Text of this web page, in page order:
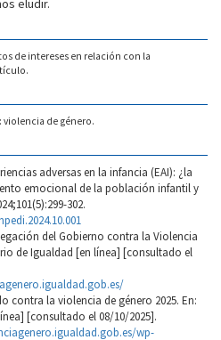
eludir.
de intereses en relación con la
: violencia de género.
adversas en la infancia (EAI): ¿la
emocional de la población infantil y
302.
del Gobierno contra la Violencia
de Igualdad [en línea] [consultado el
contra la violencia de género 2025. En:
[consultado el 08/10/2025].
wp-